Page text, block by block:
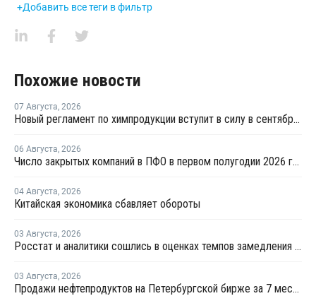
+Добавить все теги в фильтр
Похожие новости
07 Августа, 2026
Новый регламент по химпродукции вступит в силу в сентябре 2027 года
06 Августа, 2026
Число закрытых компаний в ПФО в первом полугодии 2026 года вдвое превысило число новых
04 Августа, 2026
Китайская экономика сбавляет обороты
03 Августа, 2026
Росстат и аналитики сошлись в оценках темпов замедления экономики
03 Августа, 2026
Продажи нефтепродуктов на Петербургской бирже за 7 месяцев снизились на 11,2%, в июле – на 35,6%